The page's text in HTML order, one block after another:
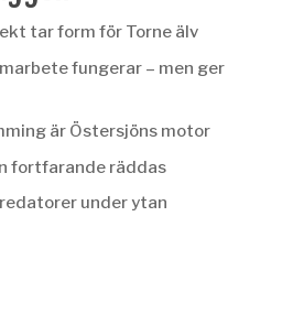
tar form för Torne älv
fungerar – men ger
är Östersjöns motor
fortfarande räddas
under ytan